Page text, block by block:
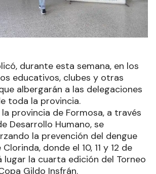
durante esta semana, en los
educativos, clubes y otras
albergarán a las delegaciones
toda la provincia.
provincia de Formosa, a través
Desarrollo Humano, se
la prevención del dengue
donde el 10, 11 y 12 de
la cuarta edición del Torneo
Gildo Insfrán.